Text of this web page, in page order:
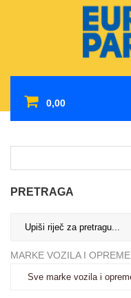
0,00
PRETRAGA
MARKE VOZILA I OPREME